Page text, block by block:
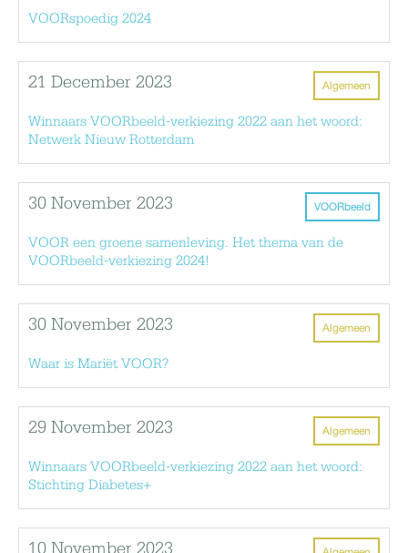
VOORspoedig 2024
Algemeen
21 December 2023
Winnaars VOORbeeld-verkiezing 2022 aan het woord:
Netwerk Nieuw Rotterdam
VOORbeeld
30 November 2023
VOOR een groene samenleving. Het thema van de
VOORbeeld-verkiezing 2024!
Algemeen
30 November 2023
Waar is Mariët VOOR?
Algemeen
29 November 2023
Winnaars VOORbeeld-verkiezing 2022 aan het woord:
Stichting Diabetes+